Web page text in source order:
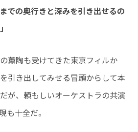
での奥行きと深みを引き出せるの
薫陶も受けてきた東京フィルか
引き出してみせる冒頭からして本
が、頼もしいオーケストラの共演
も十全だ。